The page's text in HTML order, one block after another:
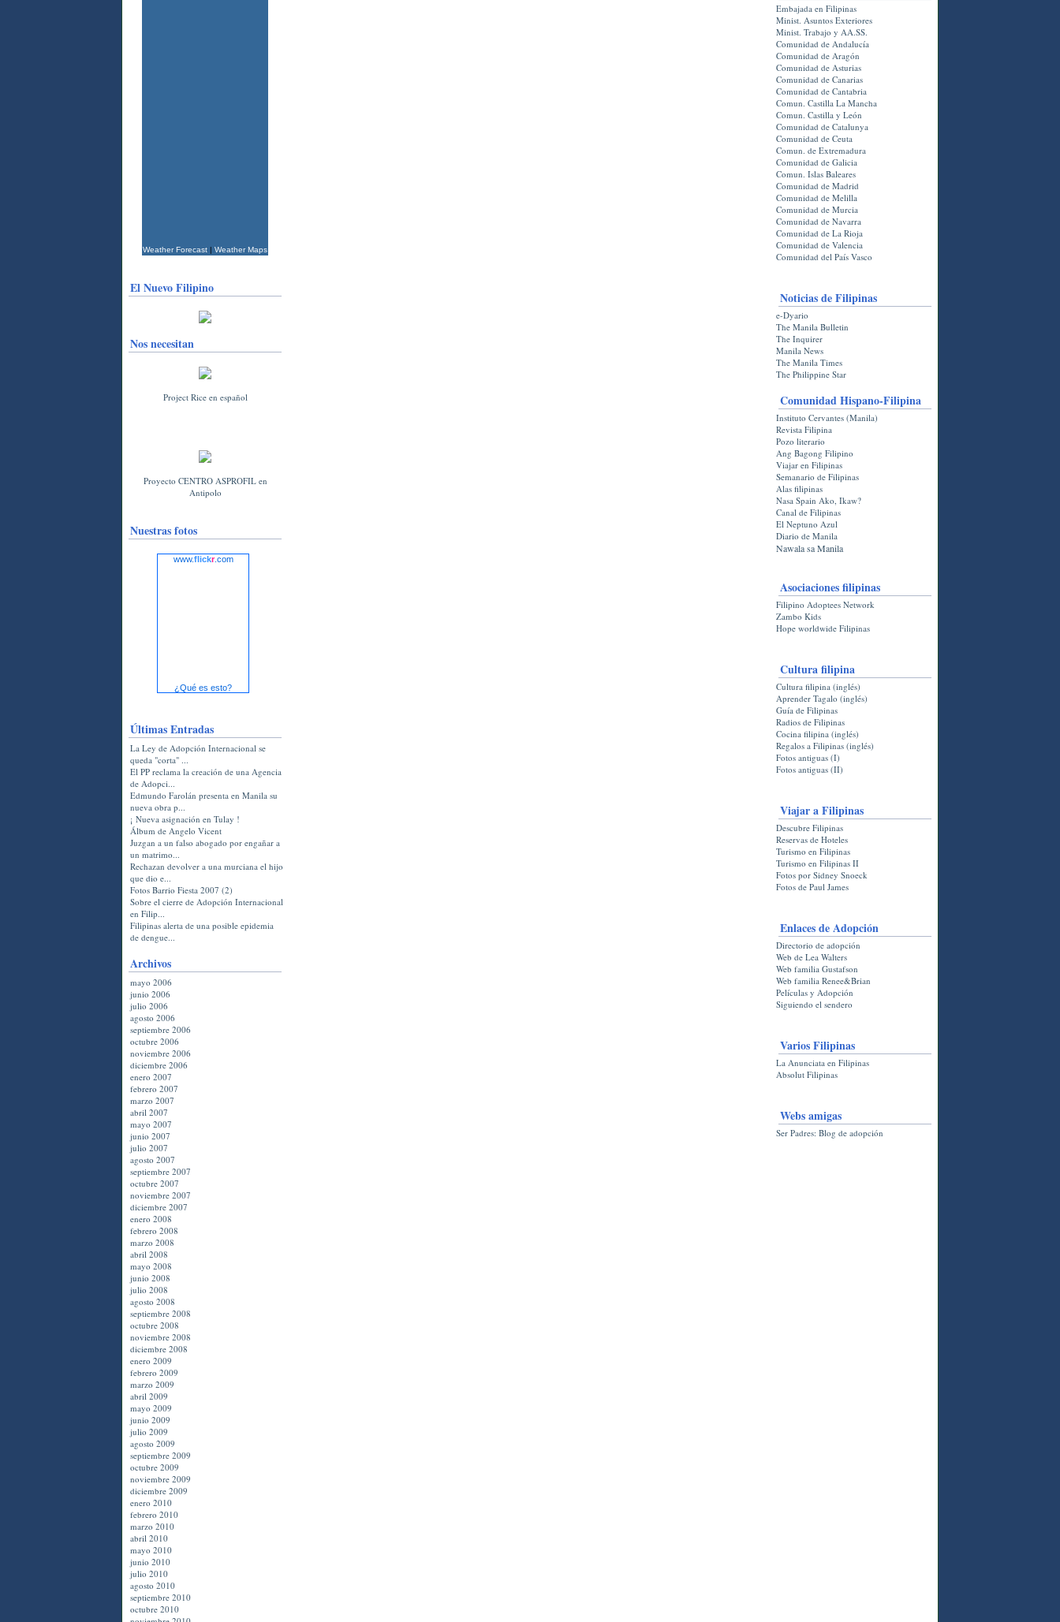
Weather Forecast | Weather Maps
El Nuevo Filipino
Nos necesitan
Project Rice en español
Proyecto CENTRO ASPROFIL en
Antipolo
Nuestras fotos
www.flickr.com
¿Qué es esto?
Últimas Entradas
La Ley de Adopción Internacional se
queda "corta" ...
El PP reclama la creación de una Agencia
de Adopci...
Edmundo Farolán presenta en Manila su
nueva obra p...
¡ Nueva asignación en Tulay !
Álbum de Angelo Vicent
Juzgan a un falso abogado por engañar a
un matrimo...
Rechazan devolver a una murciana el hijo
que dio e...
Fotos Barrio Fiesta 2007 (2)
Sobre el cierre de Adopción Internacional
en Filip...
Filipinas alerta de una posible epidemia
de dengue...
Archivos
mayo 2006
junio 2006
julio 2006
agosto 2006
septiembre 2006
octubre 2006
noviembre 2006
diciembre 2006
enero 2007
febrero 2007
marzo 2007
abril 2007
mayo 2007
junio 2007
julio 2007
agosto 2007
septiembre 2007
octubre 2007
noviembre 2007
diciembre 2007
enero 2008
febrero 2008
marzo 2008
abril 2008
mayo 2008
junio 2008
julio 2008
agosto 2008
septiembre 2008
octubre 2008
noviembre 2008
diciembre 2008
enero 2009
febrero 2009
marzo 2009
abril 2009
mayo 2009
junio 2009
julio 2009
agosto 2009
septiembre 2009
octubre 2009
noviembre 2009
diciembre 2009
enero 2010
febrero 2010
marzo 2010
abril 2010
mayo 2010
junio 2010
julio 2010
agosto 2010
septiembre 2010
octubre 2010
Embajada en Filipinas
Minist. Asuntos Exteriores
Minist. Trabajo y AA.SS.
Comunidad de Andalucí­a
Comunidad de Aragón
Comunidad de Asturias
Comunidad de Canarias
Comunidad de Cantabria
Comun. Castilla La Mancha
Comun. Castilla y León
Comunidad de Catalunya
Comunidad de Ceuta
Comun. de Extremadura
Comunidad de Galicia
Comun. Islas Baleares
Comunidad de Madrid
Comunidad de Melilla
Comunidad de Murcia
Comunidad de Navarra
Comunidad de La Rioja
Comunidad de Valencia
Comunidad del País Vasco
Noticias de Filipinas
e-Dyario
The Manila Bulletin
The Inquirer
Manila News
The Manila Times
The Philippine Star
Comunidad Hispano-Filipina
Instituto Cervantes (Manila)
Revista Filipina
Pozo literario
Ang Bagong Filipino
Viajar en Filipinas
Semanario de Filipinas
Alas filipinas
Nasa Spain Ako, Ikaw?
Canal de Filipinas
El Neptuno Azul
Diario de Manila
Nawala sa Manila
Asociaciones filipinas
Filipino Adoptees Network
Zambo Kids
Hope worldwide Filipinas
Cultura filipina
Cultura filipina (inglés)
Aprender Tagalo (inglés)
Guía de Filipinas
Radios de Filipinas
Cocina filipina (inglés)
Regalos a Filipinas (inglés)
Fotos antiguas (I)
Fotos antiguas (II)
Viajar a Filipinas
Descubre Filipinas
Reservas de Hoteles
Turismo en Filipinas
Turismo en Filipinas II
Fotos por Sidney Snoeck
Fotos de Paul James
Enlaces de Adopción
Directorio de adopción
Web de Lea Walters
Web familia Gustafson
Web familia Renee&Brian
Películas y Adopción
Siguiendo el sendero
Varios Filipinas
La Anunciata en Filipinas
Absolut Filipinas
Webs amigas
Ser Padres: Blog de adopción